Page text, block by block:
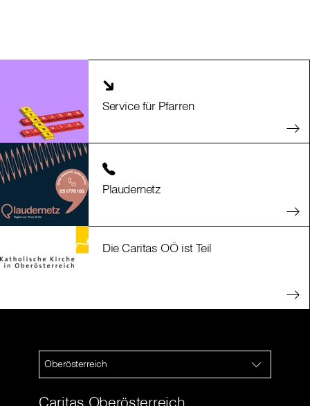
Service für Pfarren
Plaudernetz
Die Caritas OÖ ist Teil
Oberösterreich
Caritas Oberösterreich